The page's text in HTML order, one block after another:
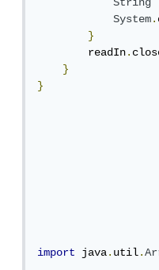
String
System
}
        readIn
.
}
}
import java.util.